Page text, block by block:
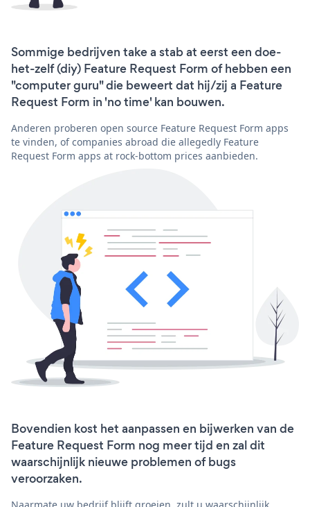
Sommige bedrijven take a stab at eerst een doe-
het-zelf (diy) Feature Request Form of hebben een
"computer guru" die beweert dat hij/zij a Feature
Request Form in 'no time' kan bouwen.
Anderen proberen open source Feature Request Form apps
te vinden, of companies abroad die allegedly Feature
Request Form apps at rock-bottom prices aanbieden.
Bovendien kost het aanpassen en bijwerken van de
Feature Request Form nog meer tijd en zal dit
waarschijnlijk nieuwe problemen of bugs
veroorzaken.